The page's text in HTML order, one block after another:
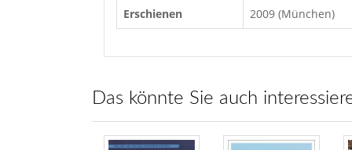
Erschienen 2009 (München)
Das könnte Sie auch